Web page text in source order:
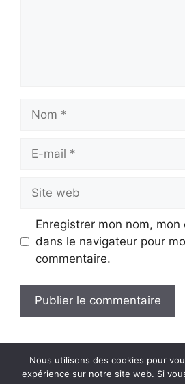
mail
web
Enregistrer mon nom,
dans le navigateur pour
commentaire.
Nous utilisons des cookies pour
expérience sur notre site web. Si